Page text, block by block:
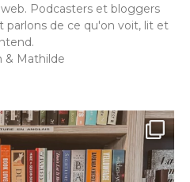
Podcasters et bloggers
parlons de ce qu'on voit, lit et
& Mathilde